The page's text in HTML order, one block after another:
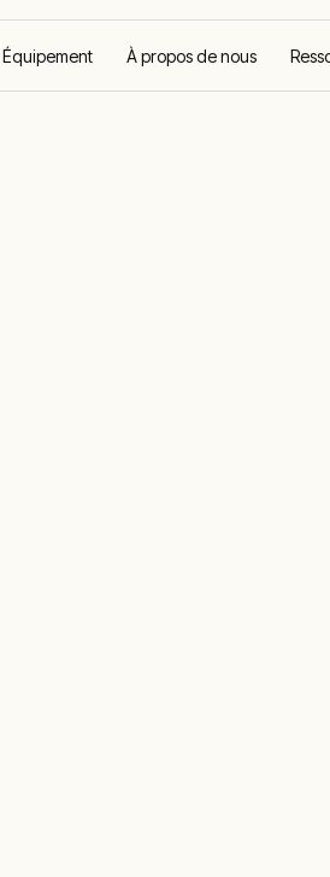
Équipement À propos de nous